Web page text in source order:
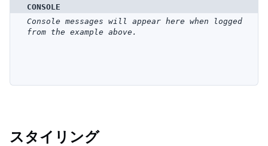
CONSOLE
Console messages will appear here when logged
from the example above.
スタイリング